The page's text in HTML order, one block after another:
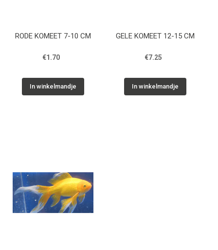
RODE KOMEET 7-10 CM
€1.70
In winkelmandje
GELE KOMEET 12-15 CM
€7.25
In winkelmandje